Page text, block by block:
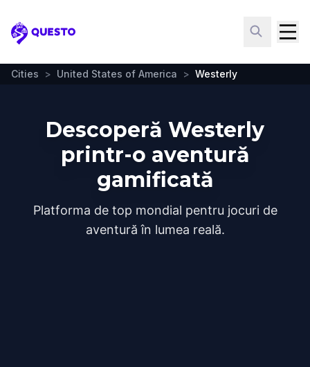
Questo
Cities > United States of America > Westerly
Descoperă Westerly
printr-o aventură
gamificată
Platforma de top mondial pentru jocuri de
aventură în lumea reală.